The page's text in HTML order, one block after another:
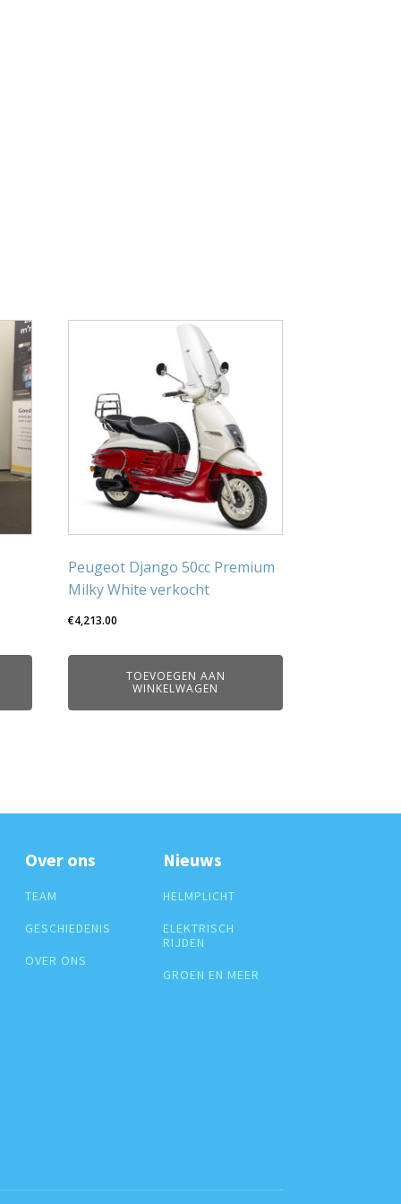
Peugeot Django 50cc Premium
Milky White verkocht
€4,213.00
TOEVOEGEN AAN
WINKELWAGEN
Over ons
TEAM
GESCHIEDENIS
OVER ONS
Nieuws
HELMPLICHT
ELEKTRISCH
RIJDEN
GROEN EN MEER